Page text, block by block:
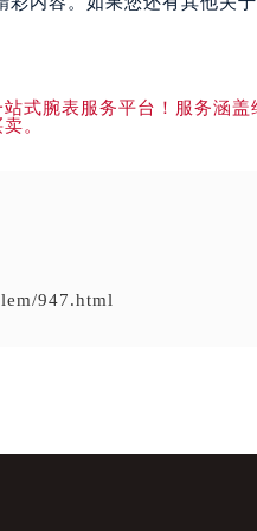
947.html